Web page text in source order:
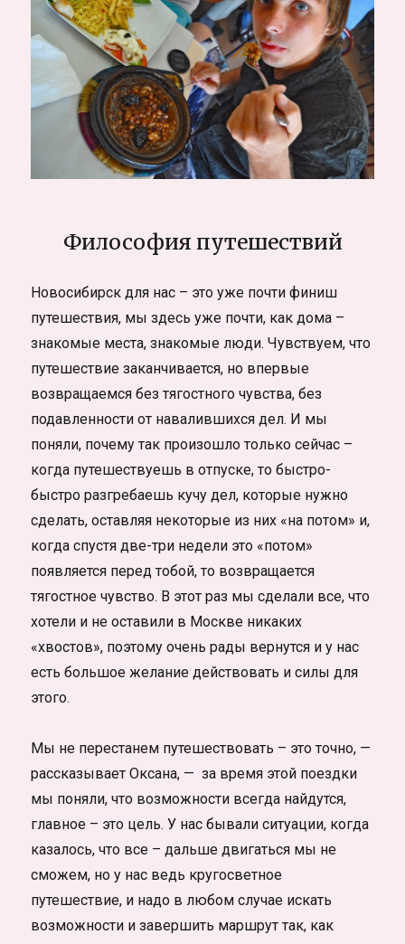
Философия путешествий
Новосибирск для нас – это уже почти финиш
путешествия, мы здесь уже почти, как дома –
знакомые места, знакомые люди. Чувствуем, что
путешествие заканчивается, но впервые
возвращаемся без тягостного чувства, без
подавленности от навалившихся дел. И мы
поняли, почему так произошло только сейчас –
когда путешествуешь в отпуске, то быстро-
быстро разгребаешь кучу дел, которые нужно
сделать, оставляя некоторые из них «на потом» и,
когда спустя две-три недели это «потом»
появляется перед тобой, то возвращается
тягостное чувство. В этот раз мы сделали все, что
хотели и не оставили в Москве никаких
«хвостов», поэтому очень рады вернутся и у нас
есть большое желание действовать и силы для
этого.
Мы не перестанем путешествовать – это точно, —
рассказывает Оксана, — за время этой поездки
мы поняли, что возможности всегда найдутся,
главное – это цель. У нас бывали ситуации, когда
казалось, что все – дальше двигаться мы не
сможем, но у нас ведь кругосветное
путешествие, и надо в любом случае искать
возможности и завершить маршрут так, как